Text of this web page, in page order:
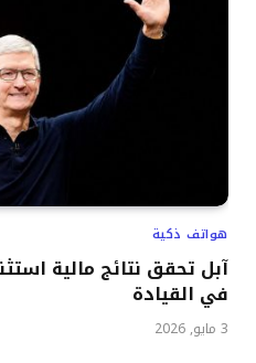
هواتف ذكية
آبل تحقق نتائج مالية
في القيادة
3 مايو, 2026